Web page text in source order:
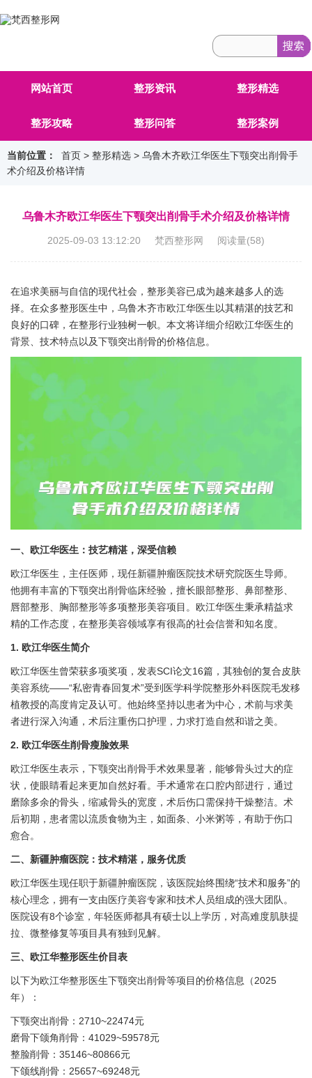
网站首页 整形资讯 整形精选
整形攻略 整形问答 整形案例
当前位置： 首页 > 整形精选 > 乌鲁木齐欧江华医生下颚突出削骨手
术介绍及价格详情
乌鲁木齐欧江华医生下颚突出削骨手术介绍及价格详情
2025-09-03 13:12:20 梵西整形网 阅读量(58)
在追求美丽与自信的现代社会，整形美容已成为越来越多人的选
择。在众多整形医生中，乌鲁木齐市欧江华医生以其精湛的技艺和
良好的口碑，在整形行业独树一帜。本文将详细介绍欧江华医生的
背景、技术特点以及下颚突出削骨的价格信息。
一、欧江华医生：技艺精湛，深受信赖
欧江华医生，主任医师，现任新疆肿瘤医院技术研究院医生导师。
他拥有丰富的下颚突出削骨临床经验，擅长眼部整形、鼻部整形、
唇部整形、胸部整形等多项整形美容项目。欧江华医生秉承精益求
精的工作态度，在整形美容领域享有很高的社会信誉和知名度。
1. 欧江华医生简介
欧江华医生曾荣获多项奖项，发表SCI论文16篇，其独创的复合皮肤
美容系统——“私密青春回复术”受到医学科学院整形外科医院毛发移
植教授的高度肯定及认可。他始终坚持以患者为中心，术前与求美
者进行深入沟通，术后注重伤口护理，力求打造自然和谐之美。
2. 欧江华医生削骨瘦脸效果
欧江华医生表示，下颚突出削骨手术效果显著，能够骨头过大的症
状，使眼睛看起来更加自然好看。手术通常在口腔内部进行，通过
磨除多余的骨头，缩减骨头的宽度，术后伤口需保持干燥整洁。术
后初期，患者需以流质食物为主，如面条、小米粥等，有助于伤口
愈合。
二、新疆肿瘤医院：技术精湛，服务优质
欧江华医生现任职于新疆肿瘤医院，该医院始终围绕“技术和服务”的
核心理念，拥有一支由医疗美容专家和技术人员组成的强大团队。
医院设有8个诊室，年轻医师都具有硕士以上学历，对高难度肌肤提
拉、微整修复等项目具有独到见解。
三、欧江华整形医生价目表
以下为欧江华整形医生下颚突出削骨等项目的价格信息（2025
年）：
下颚突出削骨：2710~22474元
磨骨下颌角削骨：41029~59578元
整脸削骨：35146~80866元
下颌线削骨：25657~69248元